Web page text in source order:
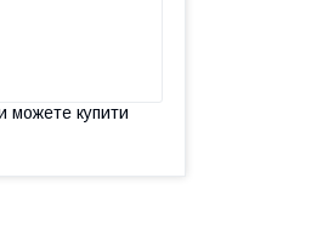
можете купити